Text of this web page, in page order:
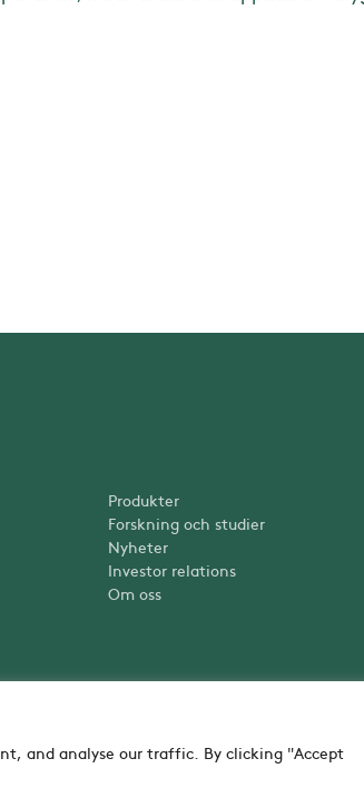
and analyse our traffic. By clicking "Accept
Produkter
Forskning och studier
Nyheter
Investor relations
Om oss